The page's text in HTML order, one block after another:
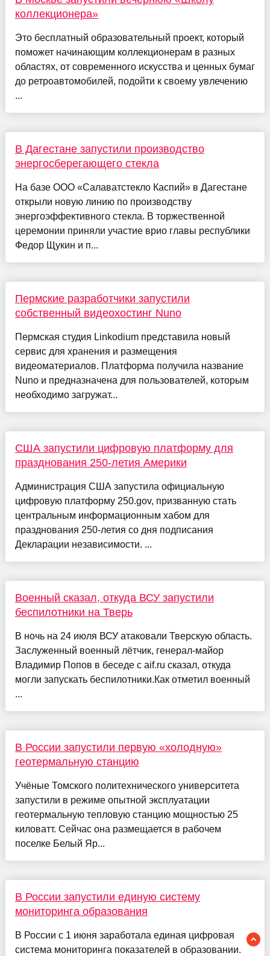
коллекционера»
Это бесплатный образовательный проект, который
поможет начинающим коллекционерам в разных
областях, от современного искусства и ценных бумаг
до ретроавтомобилей, подойти к своему увлечению
...
В Дагестане запустили производство
энергосберегающего стекла
На базе ООО «Салаватстекло Каспий» в Дагестане
открыли новую линию по производству
энергоэффективного стекла. В торжественной
церемонии приняли участие врио главы республики
Федор Щукин и п...
Пермские разработчики запустили
собственный видеохостинг Nuno
Пермская студия Linkodium представила новый
сервис для хранения и размещения
видеоматериалов. Платформа получила название
Nuno и предназначена для пользователей, которым
необходимо загружат...
США запустили цифровую платформу для
празднования 250-летия Америки
Администрация США запустила официальную
цифровую платформу 250.gov, призванную стать
центральным информационным хабом для
празднования 250-летия со дня подписания
Декларации независимости. ...
Военный сказал, откуда ВСУ запустили
беспилотники на Тверь
В ночь на 24 июля ВСУ атаковали Тверскую область.
Заслуженный военный лётчик, генерал-майор
Владимир Попов в беседе с aif.ru сказал, откуда
могли запускать беспилотники.Как отметил военный
...
В России запустили первую «холодную»
геотермальную станцию
Учёные Томского политехнического университета
запустили в режиме опытной эксплуатации
геотермальную тепловую станцию мощностью 25
киловатт. Сейчас она размещается в рабочем
поселке Белый Яр...
В России запустили единую систему
мониторинга образования
В России с 1 июня заработала единая цифровая
система мониторинга показателей в образовании.